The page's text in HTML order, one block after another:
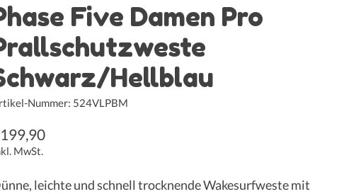
Five Damen Pro
Hellblau
Nummer: 524VLPBM
MwSt.
leichte und schnell trocknende Wakesurfweste mit